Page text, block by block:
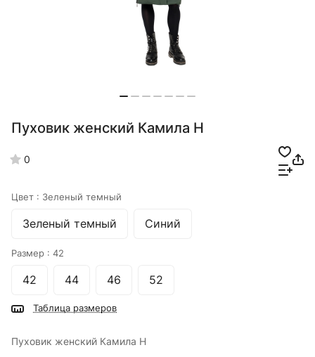
Пуховик женский Камила Н
0
Цвет : Зеленый темный
Зеленый темный Синий
Размер : 42
42 44 46 52
Таблица размеров
Пуховик женский Камила Н